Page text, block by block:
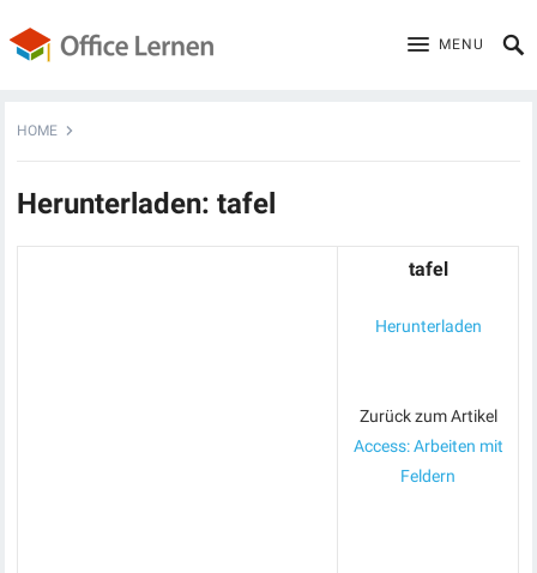
MENU
HOME
Herunterladen: tafel
tafel
Herunterladen
Zurück zum Artikel
Access: Arbeiten mit
Feldern